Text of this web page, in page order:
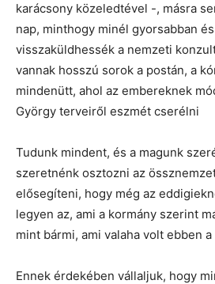
karácsony közeledtével -, másra
nap, minthogy minél gyorsabban
visszaküldhessék a nemzeti
vannak hosszú sorok a postán, a
mindenütt, ahol az embereknek
György terveiről eszmét cserélni
Tudunk mindent, és a magunk
szeretnénk osztozni az
elősegíteni, hogy még az
legyen az, ami a kormány szerint
mint bármi, ami valaha volt ebben
Ennek érdekében vállaljuk, hogy